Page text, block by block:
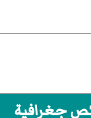
جغرافية